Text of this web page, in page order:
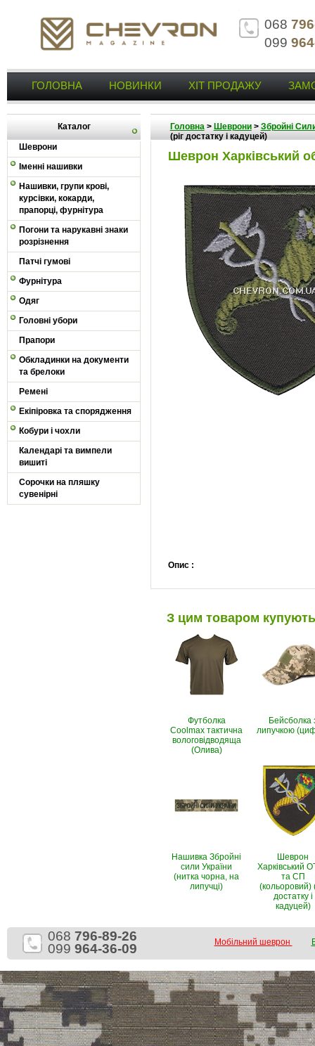
068
099
ГОЛОВНА НОВИНКИ ХІТ ПРОДАЖУ
Каталог
Шеврони
Іменні нашивки
Нашивки, групи крові,
курсівки, кокарди,
прапорці, фурнітура
Погони та нарукавні знаки
розрізнення
Патчі гумові
Фурнітура
Одяг
Головні убори
Прапори
Обкладинки на документи
та брелоки
Ремені
Екіпіровка та спорядження
Кобури і чохли
Календарі та вимпели
вишиті
Сорочки на пляшку
сувенірні
Головна> Шеврони> Збройні
(ріг достатку і кадуцей)
Шеврон Харківський
Опис :
З цим товаром купують
Футболка
Coolmax тактична
вологовiдводяща
(Олива)
Бейсболка
липучкою
Нашивка Збройні
сили України
(нитка чорна, на
липучці)
Шеврон
Харківський
та СП
(кольоровий)
достатку і
кадуцей)
068 796-89-26
099 964-36-09 Мобільний шеврон